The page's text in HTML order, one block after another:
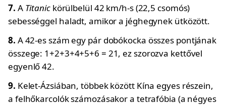
7. A Titanickörülbelül 42 km/h-s (22,5 csomós)
sebességgel haladt, amikor a jéghegynek ütközött.
8. A 42-es szám egy pár dobókocka összes pontjának
összege: 1+2+3+4+5+6 = 21, ez szorozva kettővel
egyenlő 42.
9. Kelet-Ázsiában, többek között Kína egyes részein,
a felhőkarcolók számozásakor a tetrafóbia (a négyes